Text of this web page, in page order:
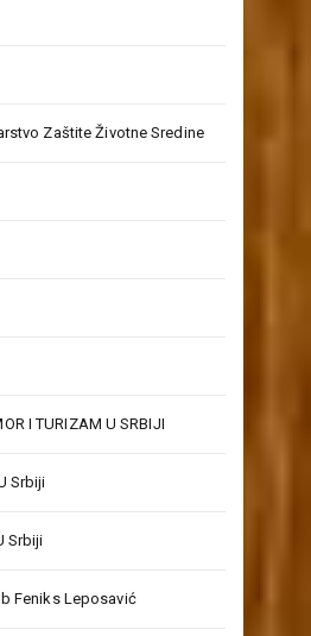
Zaštite Životne Sredine
I TURIZAM U SRBIJI
Srbiji
Srbiji
Feniks Leposavić